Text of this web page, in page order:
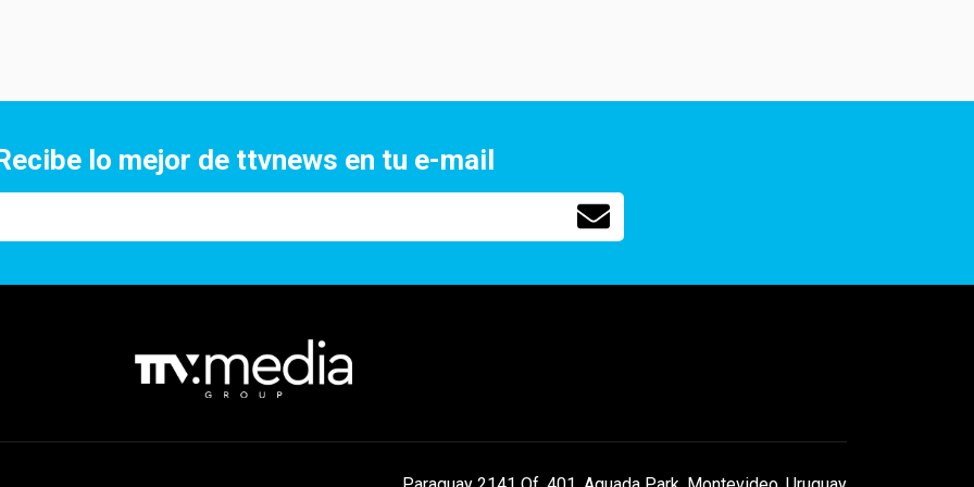
lo mejor de ttvnews en tu e-mail